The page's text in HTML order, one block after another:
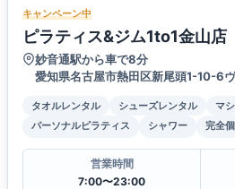
キャンペーン中
ピラティス&ジム1to1金山店
妙音通駅から車で8分
愛知県名古屋市熱田区新尾頭1-10-6
タオルレンタル シューズレンタル
マ
パーソナルピラティス
シャワー 完全
営業時間
7:00〜23:00